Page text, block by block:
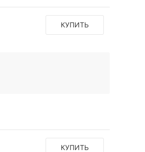
КУПИТЬ
КУПИТЬ